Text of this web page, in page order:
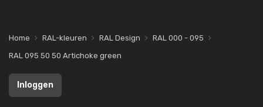
Home RAL-kleuren RAL Design
RAL 000 - 095
RAL 095 50 50 Artichoke green
Inloggen